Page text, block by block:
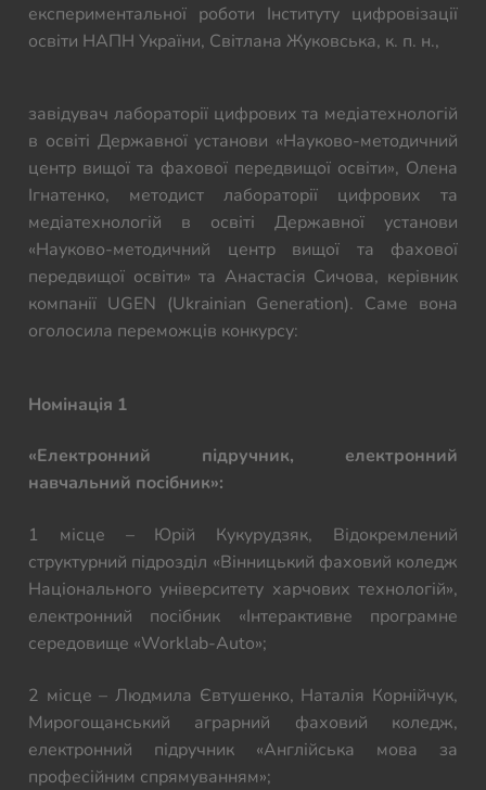
експериментальної роботи Інституту цифровізації
освіти НАПН України, Світлана Жуковська, к. п. н.,
завідувач лабораторії цифрових та медіатехнологій
в освіті Державної установи «Науково-методичний
центр вищої та фахової передвищої освіти», Олена
Ігнатенко, методист лабораторії цифрових та
медіатехнологій в освіті Державної установи
«Науково-методичний центр вищої та фахової
передвищої освіти» та Анастасія Сичова, керівник
компанії UGEN (Ukrainian Generation). Саме вона
оголосила переможців конкурсу:
Номінація 1
«Електронний підручник, електронний
навчальний посібник»:
1 місце – Юрій Кукурудзяк, Відокремлений
структурний підрозділ «Вінницький фаховий коледж
Національного університету харчових технологій»,
електронний посібник «Інтерактивне програмне
середовище «Worklab-Auto»;
2 місце – Людмила Євтушенко, Наталія Корнійчук,
Мирогощанський аграрний фаховий коледж,
електронний підручник «Англійська мова за
професійним спрямуванням»;